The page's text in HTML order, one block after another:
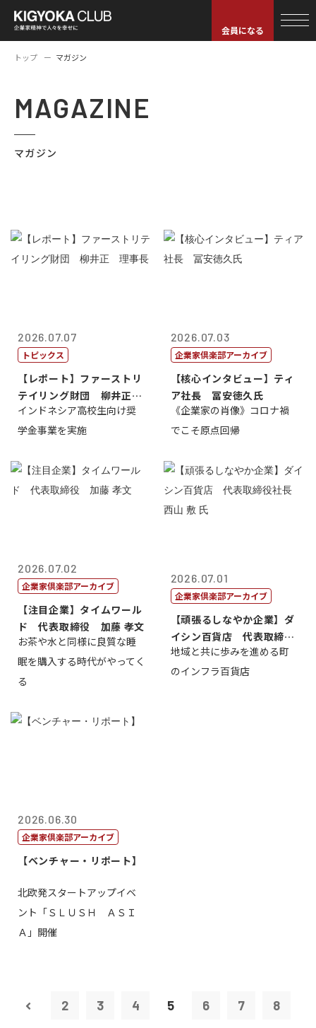
会員になる
トップ マガジン
MAGAZINE
マガジン
2026.07.07
トピックス
【レポート】ファーストリ
テイリング財団 柳井正
理事長
インドネシア高校生向け奨
学金事業を実施
2026.07.03
企業家倶楽部アーカイブ
【核心インタビュー】ティ
ア社長 冨安徳久氏
《企業家の肖像》コロナ禍
でこそ原点回帰
2026.07.02
企業家倶楽部アーカイブ
【注目企業】タイムワール
ド 代表取締役 加藤 孝文
お茶や水と同様に良質な睡
眠を購入する時代がやってく
る
2026.07.01
企業家倶楽部アーカイブ
【頑張るしなやか企業】ダ
イシン百貨店 代表取締役
社長 西山 ...
地域と共に歩みを進める町
のインフラ百貨店
2026.06.30
企業家倶楽部アーカイブ
【ベンチャー・リポート】
北欧発スタートアップイベ
ント「ＳＬＵＳＨ ＡＳＩ
Ａ」開催
2 3 4 5 6 7 8